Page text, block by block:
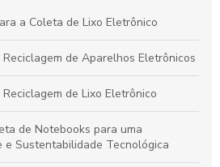
Lixo Eletrônico Sustentável
Essencial para um Futuro
a Coleta de Lixo Eletrônico
de Aparelhos Eletrônicos
de Lixo Eletrônico
de Notebooks para uma
e Sustentabilidade Tecnológica